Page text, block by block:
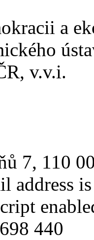
a
v.v.i.
7, 110
address
440